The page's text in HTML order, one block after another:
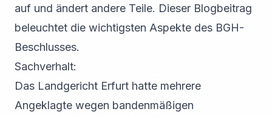
auf und ändert andere Teile. Dieser Blogbeitrag
beleuchtet die wichtigsten Aspekte des BGH-
Beschlusses.
Sachverhalt:
Das Landgericht Erfurt hatte mehrere
Angeklagte wegen bandenmäßigen